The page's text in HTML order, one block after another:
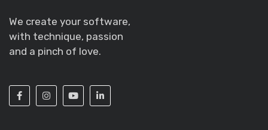
We create your software,
with technique, passion
and a pinch of love.